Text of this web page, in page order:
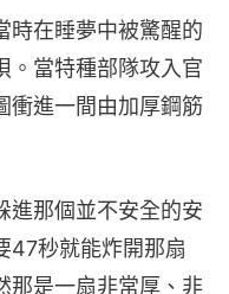
時在睡夢中被驚醒的
。當特種部隊攻入官
衝進一間由加厚鋼筋
進那個並不安全的安
47秒就能炸開那扇
那是一扇非常厚、非